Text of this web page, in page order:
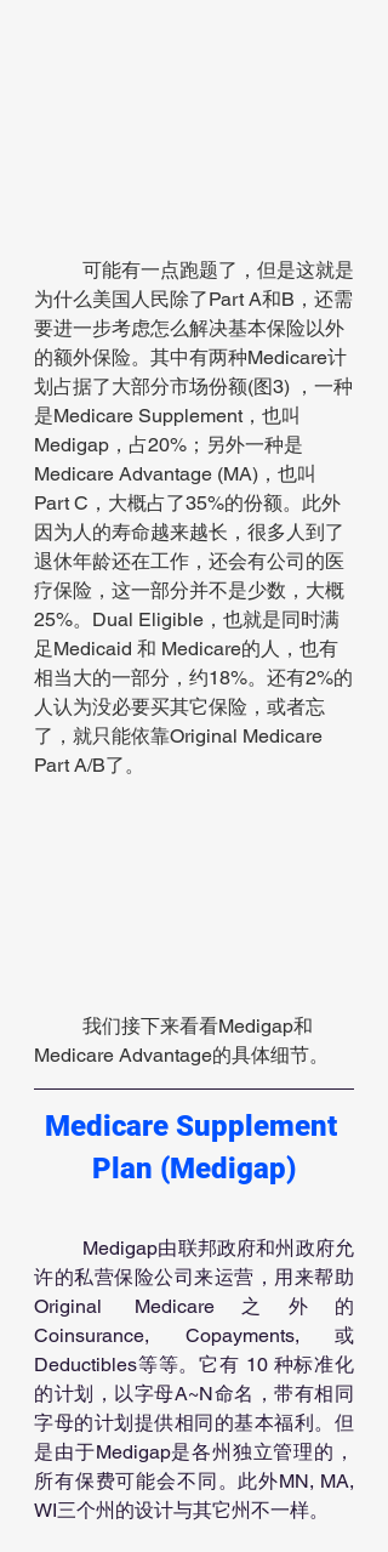
可能有一点跑题了，但是这就是
为什么美国人民除了Part A和B，还需
要进一步考虑怎么解决基本保险以外
的额外保险。其中有两种Medicare计
划占据了大部分市场份额(图3) ，一种
是Medicare Supplement，也叫
Medigap，占20%；另外一种是
Medicare Advantage (MA)，也叫
Part C，大概占了35%的份额。此外
因为人的寿命越来越长，很多人到了
退休年龄还在工作，还会有公司的医
疗保险，这一部分并不是少数，大概
25%。Dual Eligible，也就是同时满
足Medicaid 和 Medicare的人，也有
相当大的一部分，约18%。还有2%的
人认为没必要买其它保险，或者忘
了，就只能依靠Original Medicare
Part A/B了。
我们接下来看看Medigap和
Medicare Advantage的具体细节。
Medicare Supplement
Plan (Medigap)
许的私营保险公司来运营，用来帮助
Original Medicare之外的
Coinsurance, Copayments, 或
Deductibles等等。它有 10 种标准化
的计划，以字母A~N命名，带有相同
字母的计划提供相同的基本福利。但
是由于Medigap是各州独立管理的，
所有保费可能会不同。此外MN, MA,
WI三个州的设计与其它州不一样。